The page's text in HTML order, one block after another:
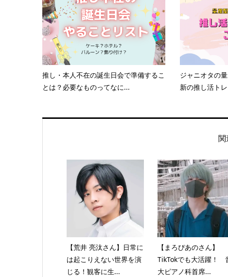
推し・本人不在の誕生日会で準備するこ
とは？必要なものってなに...
ジャニオタの
新の推し活ト
関
【荒井 亮汰さん】日常に
は起こりえない世界を演
じる！観客に生...
【まろぴあのさん】
TikTokでも大活躍！
大ピアノ科首席...